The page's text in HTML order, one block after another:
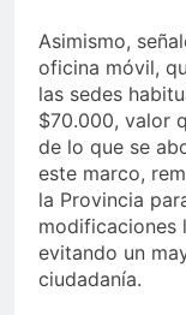
Asimismo,
oficina móvil,
las sedes
$70.000, valor
de lo que se
este marco,
la Provincia
modificaciones
evitando un
ciudadanía.